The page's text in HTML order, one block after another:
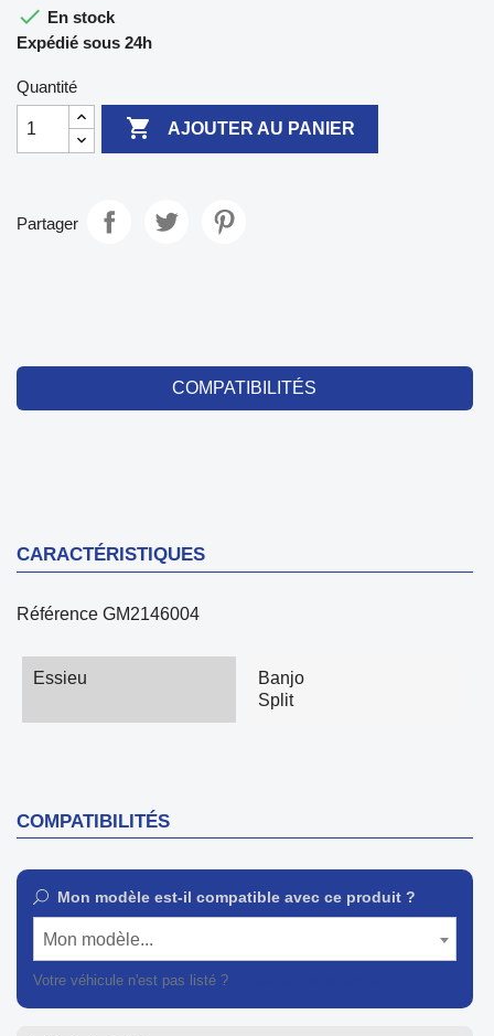
 En stock
Expédié sous 24h
Quantité
 AJOUTER AU PANIER
Partager
COMPATIBILITÉS
CARACTÉRISTIQUES
Référence GM2146004
Essieu
Banjo
Split
COMPATIBILITÉS
Mon modèle est-il compatible avec ce produit ?
Mon modèle...
Votre véhicule n'est pas listé ?